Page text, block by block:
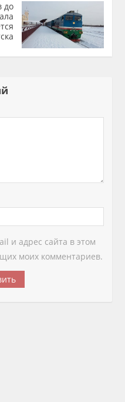
до
и адрес сайта в этом
моих комментариев.